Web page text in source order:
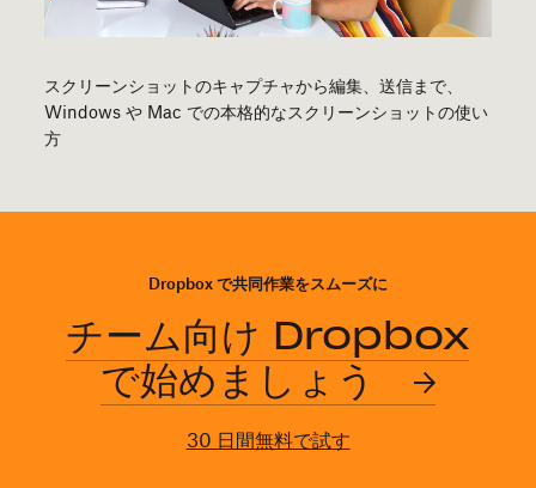
スクリーンショットのキャプチャから編集、送信まで、
Windows や Mac での本格的なスクリーンショットの使い
方
Dropbox で共同作業をスムーズに
チーム向け Dropbox
で始めましょう
30 日間無料で試す